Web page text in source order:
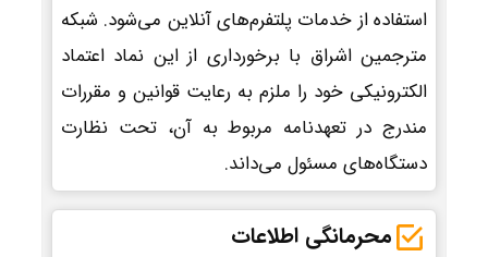
استفاده از خدمات پلتفرم‌های آنلاین می‌شود. شبکه
مترجمین اشراق با برخورداری از این نماد اعتماد
الکترونیکی خود را ملزم به رعایت قوانین و مقررات
مندرج در تعهدنامه مربوط به آن، تحت نظارت
دستگاه‌های مسئول می‌داند.
محرمانگی اطلاعات